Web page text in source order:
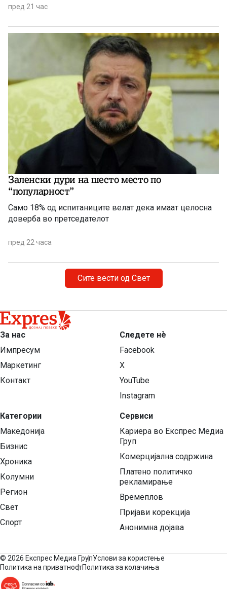
дивиот свет низ целиот регион.
пред 21 час
Заленски дури на шесто место по
“популарност”
Само 18% од испитаниците велат дека имаат целосна
доверба во претседателот
пред 22 часа
Сите вести од Свет
За нас
Импресум
Маркетинг
Контакт
Категории
Македонија
Бизнис
Хроника
Колумни
Регион
Свет
Спорт
Следете нѐ
Facebook
X
YouTube
Instagram
Сервиси
Кариера во Експрес Медиа
Груп
Комерцијална содржина
Платено политичко
рекламирање
Времеплов
Пријави корекција
Анонимна дојава
© 2026 Експрес Медиа ГрупУслови за користење
Политика на приватностПолитика за колачиња